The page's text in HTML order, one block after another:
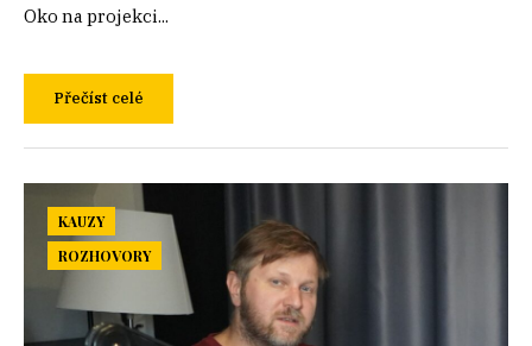
Oko na projekci...
Přečíst celé
KAUZY
ROZHOVORY